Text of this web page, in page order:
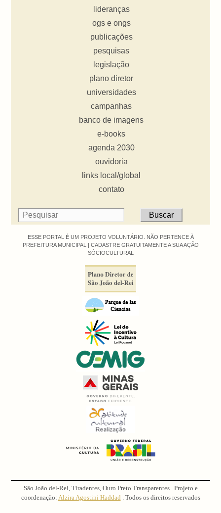
lideranças
ogs e ongs
publicações
pesquisas
legislação
plano diretor
universidades
campanhas
banco de imagens
e-books
agenda 2030
ouvidoria
links local/global
contato
ESSE PORTAL É UM PROJETO VOLUNTÁRIO. NÃO PERTENCE À
PREFEITURA MUNICIPAL | CADASTRE GRATUITAMENTE A SUA AÇÃO
SÓCIOCULTURAL
São João del-Rei, Tiradentes, Ouro Preto Transparentes . Projeto e
coordenação: Alzira Agostini Haddad . Todos os direitos reservados